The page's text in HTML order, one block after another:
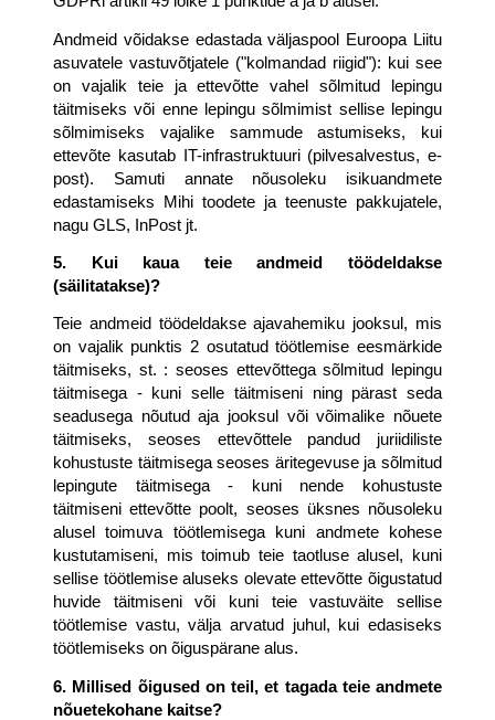
Andmeid võidakse edastada väljaspool Euroopa Liitu
asuvatele vastuvõtjatele ("kolmandad riigid"): kui see
on vajalik teie ja ettevõtte vahel sõlmitud lepingu
täitmiseks või enne lepingu sõlmimist sellise lepingu
sõlmimiseks vajalike sammude astumiseks, kui
ettevõte kasutab IT-infrastruktuuri (pilvesalvestus, e-
post). Samuti annate nõusoleku isikuandmete
edastamiseks Mihi toodete ja teenuste pakkujatele,
nagu GLS, InPost jt.
5. Kui kaua teie andmeid töödeldakse
(säilitatakse)?
Teie andmeid töödeldakse ajavahemiku jooksul, mis
on vajalik punktis 2 osutatud töötlemise eesmärkide
täitmiseks, st. : seoses ettevõttega sõlmitud lepingu
täitmisega - kuni selle täitmiseni ning pärast seda
seadusega nõutud aja jooksul või võimalike nõuete
täitmiseks, seoses ettevõttele pandud juriidiliste
kohustuste täitmisega seoses äritegevuse ja sõlmitud
lepingute täitmisega - kuni nende kohustuste
täitmiseni ettevõtte poolt, seoses üksnes nõusoleku
alusel toimuva töötlemisega kuni andmete kohese
kustutamiseni, mis toimub teie taotluse alusel, kuni
sellise töötlemise aluseks olevate ettevõtte õigustatud
huvide täitmiseni või kuni teie vastuväite sellise
töötlemise vastu, välja arvatud juhul, kui edasiseks
töötlemiseks on õiguspärane alus.
6. Millised õigused on teil, et tagada teie andmete
nõuetekohane kaitse?